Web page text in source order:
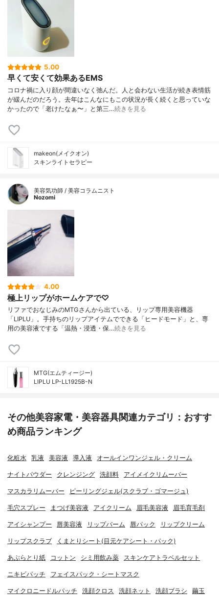
5.00
早くて安くて効果あるEMS
コロナ禍に入り顔が間違いなく弛んだ。人と会わない生活が続き表情筋
が緩んだのだろう。去年はこんなにもこの状況が長く続くと思っていな
かったので「老けたなぁ〜」と第三…続きを見る
makeon(メイクオン)
スキンライトセラピー
美容気功師 / 美容コラムニスト
Nozomi
4.00
極上リップがホームケアで♡
リファでおなじみのMTGさんから出ている、リップ専用美容機器
「LIPLU」。手持ちのリップアイテムでできる「ヒードモード」と、専
用の美容液でする「温熱・浸透・保…続きを見る
MTG(エムティージー)
LIPLU LP-LL1925B-N
その他美容家電・美容器具関連カテゴリ：おすす
め商品ランキング
化粧水 乳液 美容液 導入液 オールインワンジェル・クリーム
ナイトパウダー クレンジング 洗顔料 アイメイクリムーバー
マスカラリムーバー ピーリングジェル(スクラブ・ゴマージュ)
毛穴スプレー まつげ美容液 アイクリーム 眉毛美容液 眉毛育毛剤
アイシャンプー 唇美容液 リップバーム 唇パック リップクリーム
リップスクラブ くまとりシート(目元ケアシート・パック)
あぶらとり紙 コットン シミ用飲み薬 スキンケアトラベルセット
ニキビパッチ フェイスパック・シートマスク
マイクロニードルパッチ 洗顔クロス 洗顔ネット 洗顔ブラシ 繭玉